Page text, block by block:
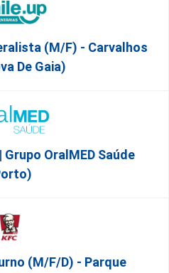
(M/F) - Carvalhos
De Gaia)
Grupo OralMED Saúde
(m/f/d) - Parque